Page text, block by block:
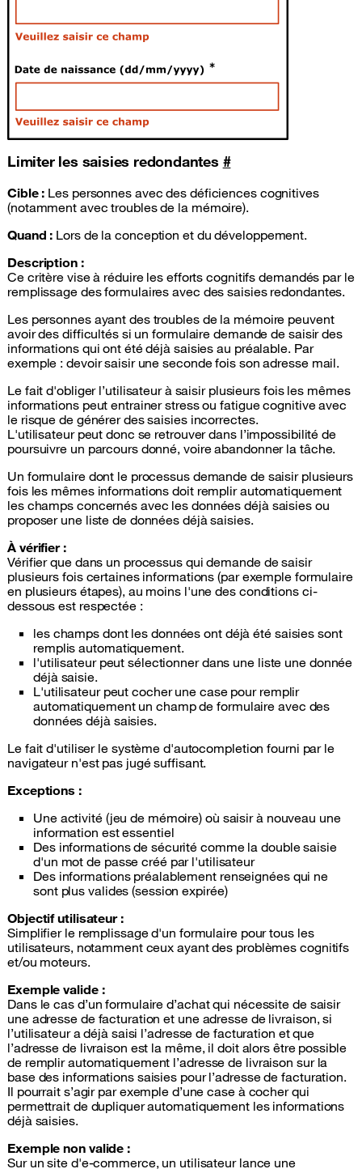
Limiter les saisies redondantes #
Cible : Les personnes avec des déficiences cognitives
(notamment avec troubles de la mémoire).
Quand : Lors de la conception et du développement.
Description :
Ce critère vise à réduire les efforts cognitifs demandés par le
remplissage des formulaires avec des saisies redondantes.
Les personnes ayant des troubles de la mémoire peuvent
avoir des difficultés si un formulaire demande de saisir des
informations qui ont été déjà saisies au préalable. Par
exemple : devoir saisir une seconde fois son adresse mail.
Le fait d'obliger l’utilisateur à saisir plusieurs fois les mêmes
informations peut entrainer stress ou fatigue cognitive avec
le risque de générer des saisies incorrectes.
L'utilisateur peut donc se retrouver dans l’impossibilité de
poursuivre un parcours donné, voire abandonner la tâche.
Un formulaire dont le processus demande de saisir plusieurs
fois les mêmes informations doit remplir automatiquement
les champs concernés avec les données déjà saisies ou
proposer une liste de données déjà saisies.
À vérifier :
Vérifier que dans un processus qui demande de saisir
plusieurs fois certaines informations (par exemple formulaire
en plusieurs étapes), au moins l'une des conditions ci-
dessous est respectée :
les champs dont les données ont déjà été saisies sont
remplis automatiquement.
l'utilisateur peut sélectionner dans une liste une donnée
déjà saisie.
L'utilisateur peut cocher une case pour remplir
automatiquement un champ de formulaire avec des
données déjà saisies.
Le fait d'utiliser le système d'autocompletion fourni par le
navigateur n'est pas jugé suffisant.
Exceptions :
Une activité (jeu de mémoire) où saisir à nouveau une
information est essentiel
Des informations de sécurité comme la double saisie
d'un mot de passe créé par l'utilisateur
Des informations préalablement renseignées qui ne
sont plus valides (session expirée)
Objectif utilisateur :
Simplifier le remplissage d'un formulaire pour tous les
utilisateurs, notamment ceux ayant des problèmes cognitifs
et/ou moteurs.
Exemple valide :
Dans le cas d’un formulaire d’achat qui nécessite de saisir
une adresse de facturation et une adresse de livraison, si
l’utilisateur a déjà saisi l’adresse de facturation et que
l’adresse de livraison est la même, il doit alors être possible
de remplir automatiquement l’adresse de livraison sur la
base des informations saisies pour l’adresse de facturation.
Il pourrait s’agir par exemple d’une case à cocher qui
permettrait de dupliquer automatiquement les informations
déjà saisies.
Exemple non valide :
Sur un site d'e-commerce, un utilisateur lance une